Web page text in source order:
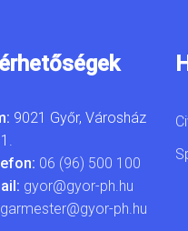
9021 Győr, Városház
06 (96) 500 100
gyor@gyor-ph.hu
ph.hu